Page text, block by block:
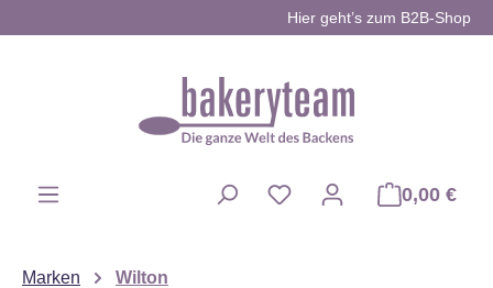
Hier geht’s zum B2B-Shop
0,00 €
Marken Wilton